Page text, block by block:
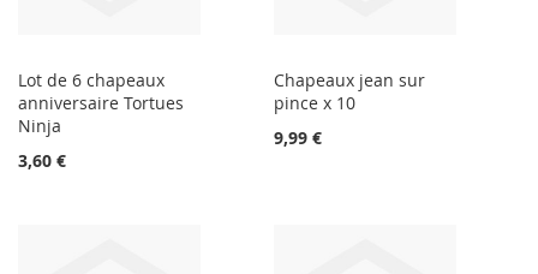
Lot de 6 chapeaux
anniversaire Tortues
Ninja
3,60 €
Chapeaux jean sur
pince x 10
9,99 €